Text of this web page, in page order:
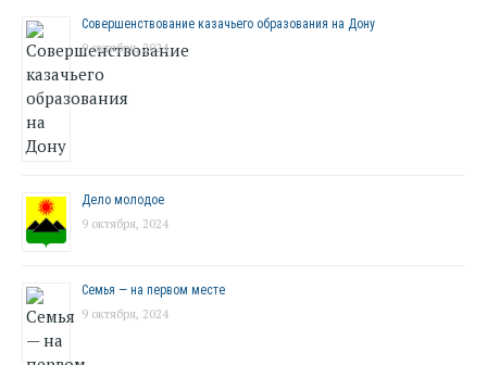
Совершенствование казачьего образования на Дону
9 октября, 2024
Дело молодое
9 октября, 2024
Семья — на первом месте
9 октября, 2024